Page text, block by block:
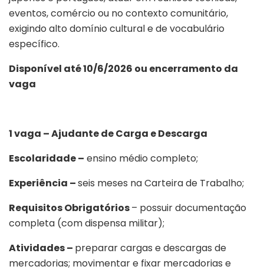
eventos, comércio ou no contexto comunitário,
exigindo alto domínio cultural e de vocabulário
específico.
Disponível até 10/6/2026 ou encerramento da
vaga
1 vaga – Ajudante de Carga e Descarga
Escolaridade – ensino médio completo;
Experiência –seis meses na Carteira de Trabalho;
Requisitos Obrigatórios– possuir documentação
completa (com dispensa militar);
Atividades – preparar cargas e descargas de
mercadorias; movimentar e fixar mercadorias e